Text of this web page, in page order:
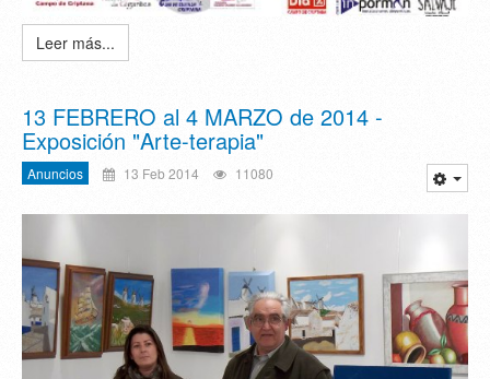
Leer más...
13 FEBRERO al 4 MARZO de 2014 -
Exposición "Arte-terapia"
Anuncios 13 Feb 2014 11080